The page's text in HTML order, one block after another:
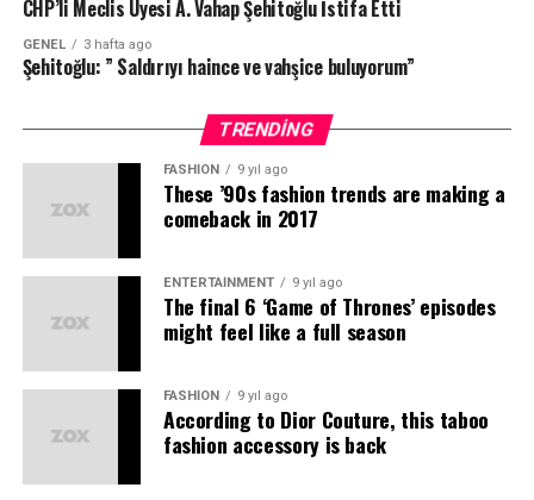
bir ekip eşliğinde tamamlanarak şarkının etkileyici
atmosferini dinleyicilere yansıttı.
Entertaintment etiketiyle tüm müzik platformlarında
Kaynak: (BYZHA) Beyaz Haber Ajansı
CHP’li Meclis Üyesi A. Vahap Şehitoğlu İstifa Etti
GENEL 3 hafta ago
Şehitoğlu: ” Saldırıyı haince ve vahşice buluyorum”
TRENDING
FASHION 9 yıl ago
These ’90s fashion trends are making a
comeback in 2017
ENTERTAINMENT 9 yıl ago
The final 6 ‘Game of Thrones’ episodes
might feel like a full season
FASHION 9 yıl ago
According to Dior Couture, this taboo
fashion accessory is back